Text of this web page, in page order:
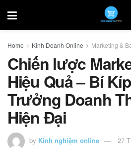
Home Kinh Doanh Online Marketing &
Chiến lược
Hiệu Quả – Bí
Trưởng Doanh
Hiện Đại
by Kinh nghiệm online 27